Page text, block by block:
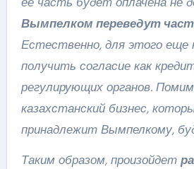
Вымпелком переведут
Естественно, для этого еще
получить согласие как
регулирующих органов.
казахстанский бизнес,
принадлежит Вымпелкому,
Таким образом, произойдет